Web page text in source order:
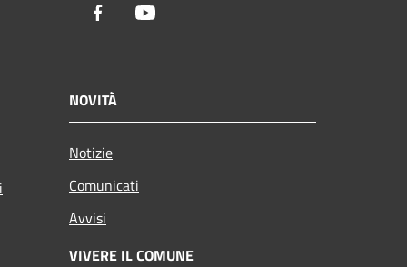
Facebook
NOVITÀ
Notizie
Comunicati
Avvisi
VIVERE IL COMUNE